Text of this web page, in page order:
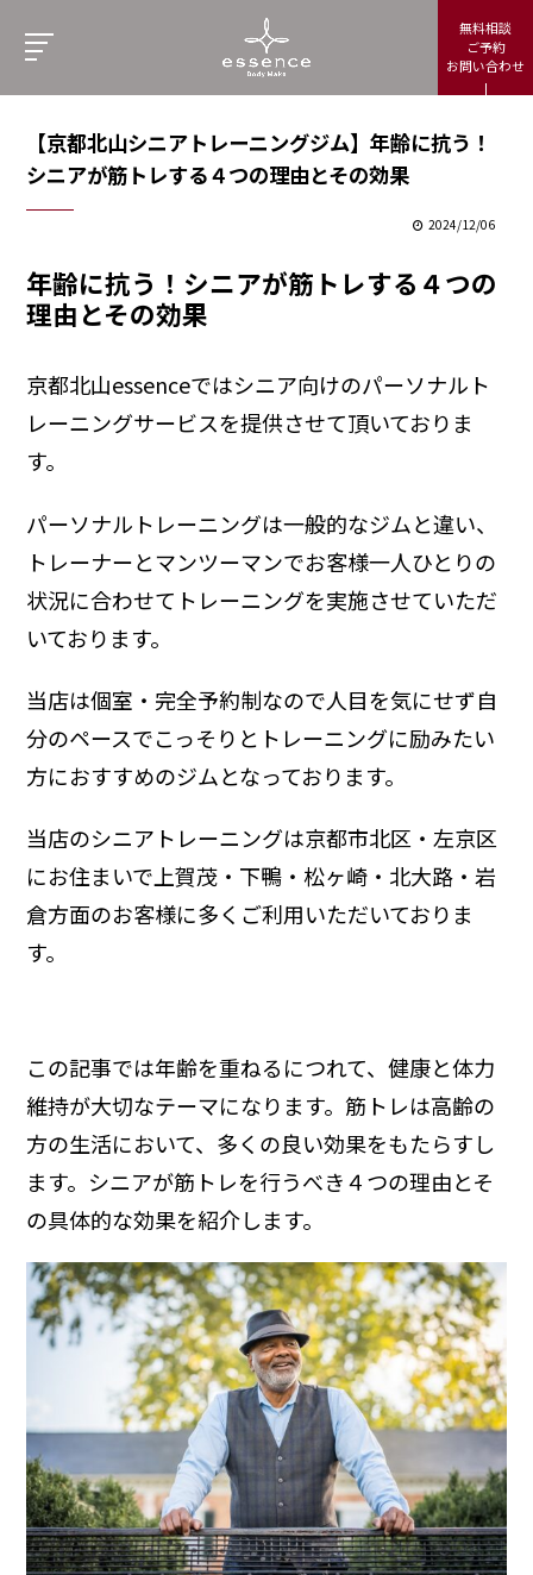
無料相談
ご予約
お問い合わせ
【京都北山シニアトレーニングジム】年齢に抗う！
シニアが筋トレする４つの理由とその効果
2024/12/06
年齢に抗う！シニアが筋トレする４つの
理由とその効果
京都北山essenceではシニア向けのパーソナルト
レーニングサービスを提供させて頂いておりま
す。
パーソナルトレーニングは一般的なジムと違い、
トレーナーとマンツーマンでお客様一人ひとりの
状況に合わせてトレーニングを実施させていただ
いております。
当店は個室・完全予約制なので人目を気にせず自
分のペースでこっそりとトレーニングに励みたい
方におすすめのジムとなっております。
当店のシニアトレーニングは京都市北区・左京区
にお住まいで上賀茂・下鴨・松ヶ崎・北大路・岩
倉方面のお客様に多くご利用いただいておりま
す。
この記事では年齢を重ねるにつれて、健康と体力
維持が大切なテーマになります。筋トレは高齢の
方の生活において、多くの良い効果をもたらすし
ます。シニアが筋トレを行うべき４つの理由とそ
の具体的な効果を紹介します。